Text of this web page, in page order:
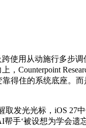
用从动施行多步
Counterpoint
得住的系统底座。
发光光标，iOS 27
手‘被设想为学会